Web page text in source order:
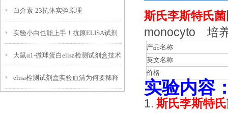
意的！
白介素-23抗体实验原理
实验小白也能上手！抗原ELISA试剂
盒使用全攻略
大鼠α1-微球蛋白elisa检测试剂盒技术
原理
elisa检测试剂盒实验血清为何要稀释
斯氏李斯特氏
monocyto 培
产品名称
英文名称
价格
实验内容
1. 斯氏李斯特